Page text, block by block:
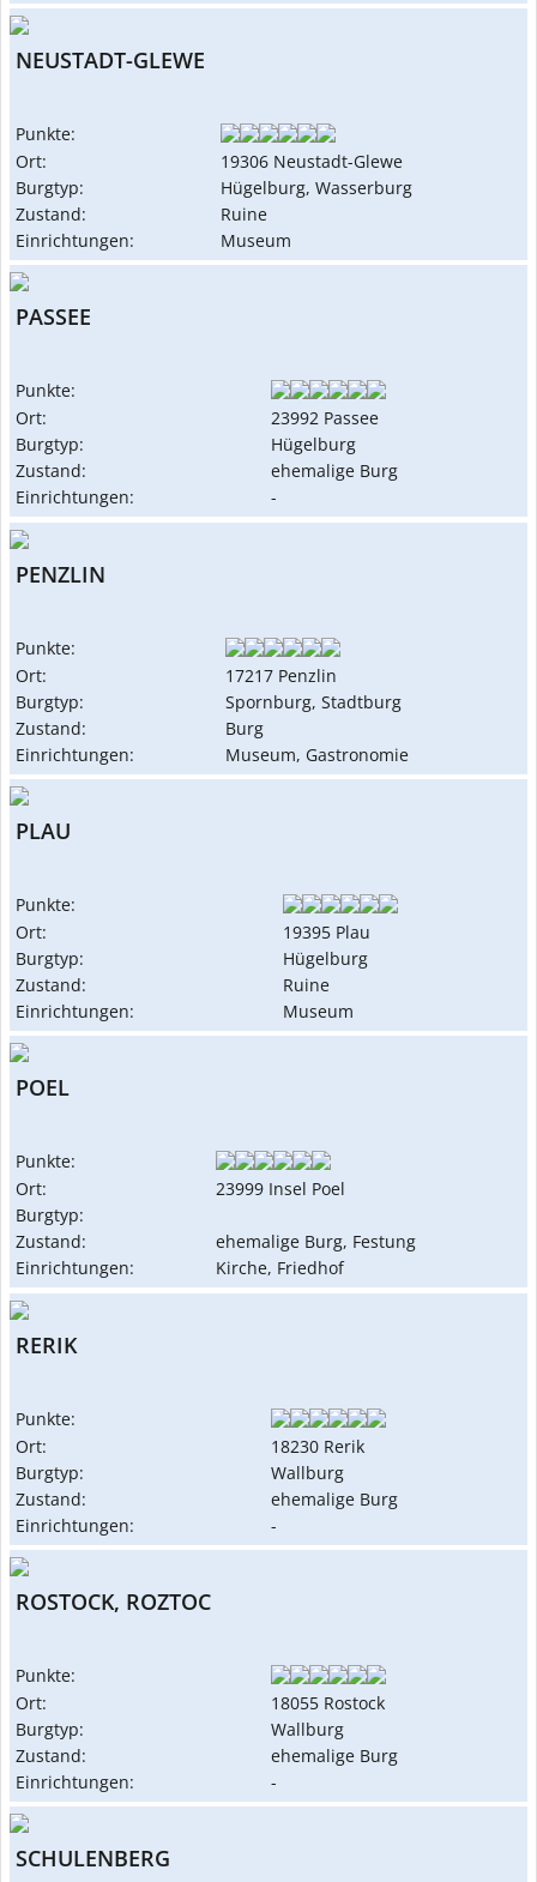
NEUSTADT-GLEWE
Punkte:
Ort:
19306 Neustadt-Glewe
Burgtyp:
Hügelburg, Wasserburg
Zustand:
Ruine
Einrichtungen:
Museum
PASSEE
Punkte:
Ort:
23992 Passee
Burgtyp:
Hügelburg
Zustand:
ehemalige Burg
Einrichtungen:
-
PENZLIN
Punkte:
Ort:
17217 Penzlin
Burgtyp:
Spornburg, Stadtburg
Zustand:
Burg
Einrichtungen:
Museum, Gastronomie
PLAU
Punkte:
Ort:
19395 Plau
Burgtyp:
Hügelburg
Zustand:
Ruine
Einrichtungen:
Museum
POEL
Punkte:
Ort:
23999 Insel Poel
Burgtyp:
Zustand:
ehemalige Burg, Festung
Einrichtungen:
Kirche, Friedhof
RERIK
Punkte:
Ort:
18230 Rerik
Burgtyp:
Wallburg
Zustand:
ehemalige Burg
Einrichtungen:
-
ROSTOCK, ROZTOC
Punkte:
Ort:
18055 Rostock
Burgtyp:
Wallburg
Zustand:
ehemalige Burg
Einrichtungen:
-
SCHULENBERG